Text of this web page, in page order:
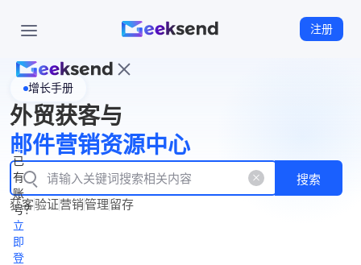
注册
页
WhatsApp
企业号
New
产
品
功
能
产
品
价
格
资
源
中
立
即
注
册
已
有
账
号？
立
即
登
增长手册
外贸获客与
邮件营销资源中心
搜索
获客验证营销管理留存